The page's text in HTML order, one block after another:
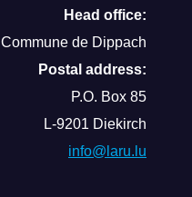
Head office:
Commune de Dippach
Postal address:
P.O. Box 85
L-9201 Diekirch
info@laru.lu